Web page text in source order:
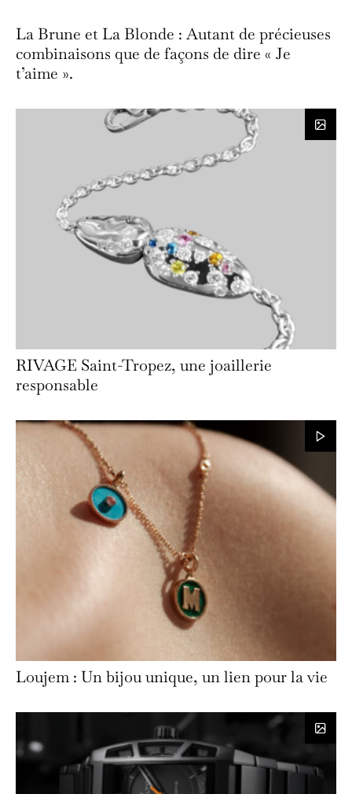
La Brune et La Blonde : Autant de précieuses
combinaisons que de façons de dire « Je
t’aime ».
RIVAGE Saint-Tropez, une joaillerie
responsable
Loujem : Un bijou unique, un lien pour la vie